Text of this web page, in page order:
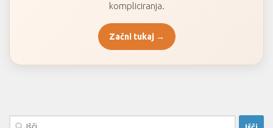
kompliciranja.
Začni tukaj →
Išči: